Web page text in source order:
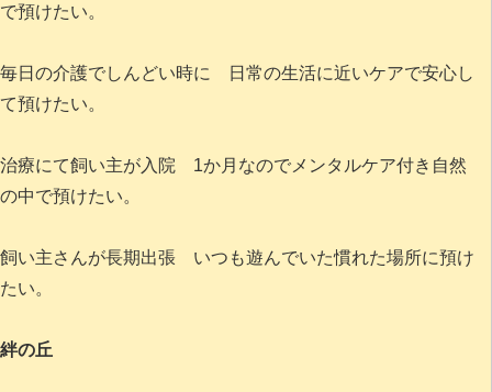
で預けたい。
毎日の介護でしんどい時に 日常の生活に近いケアで安心し
て預けたい。
治療にて飼い主が入院 1か月なのでメンタルケア付き自然
の中で預けたい。
飼い主さんが長期出張 いつも遊んでいた慣れた場所に預け
たい。
絆の丘